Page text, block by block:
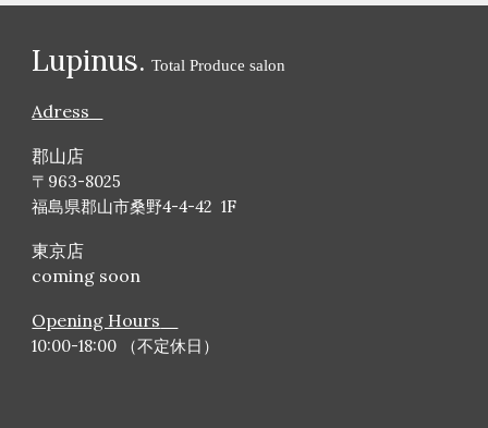
Lupinus. Total Produce salon
Adress
郡山店
〒963-8025
福島県郡山市桑野4-4-42 1F
東京店
coming soon
Opening Hours
10:00-18:00 （不定休日）